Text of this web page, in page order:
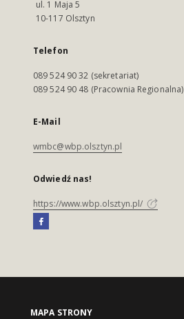
ul. 1 Maja 5
10-117 Olsztyn
Telefon
089 524 90 32 (sekretariat)
089 524 90 48 (Pracownia Regionalna)
E-Mail
wmbc@wbp.olsztyn.pl
Odwiedź nas!
https://www.wbp.olsztyn.pl/
MAPA STRONY